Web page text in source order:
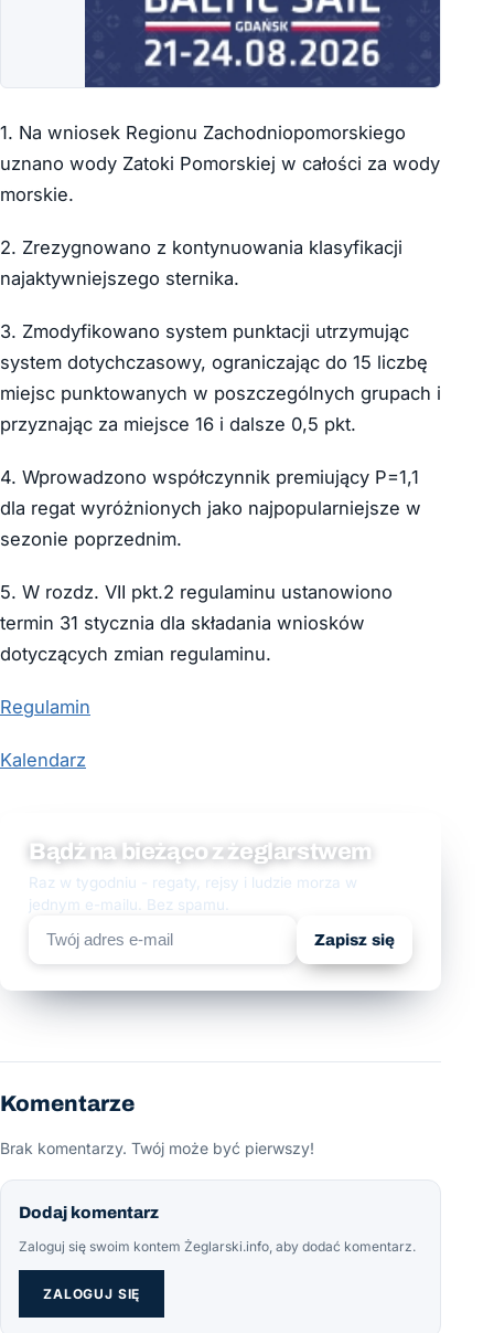
1. Na wniosek Regionu Zachodniopomorskiego
uznano wody Zatoki Pomorskiej w całości za wody
morskie.
2. Zrezygnowano z kontynuowania klasyfikacji
najaktywniejszego sternika.
3. Zmodyfikowano system punktacji utrzymując
system dotychczasowy, ograniczając do 15 liczbę
miejsc punktowanych w poszczególnych grupach i
przyznając za miejsce 16 i dalsze 0,5 pkt.
4. Wprowadzono współczynnik premiujący P=1,1
dla regat wyróżnionych jako najpopularniejsze w
sezonie poprzednim.
5. W rozdz. VII pkt.2 regulaminu ustanowiono
termin 31 stycznia dla składania wniosków
dotyczących zmian regulaminu.
Regulamin
Kalendarz
Bądź na bieżąco z żeglarstwem
Raz w tygodniu - regaty, rejsy i ludzie morza w
jednym e-mailu. Bez spamu.
Zapisz się
Komentarze
Brak komentarzy. Twój może być pierwszy!
Dodaj komentarz
Zaloguj się swoim kontem Żeglarski.info, aby dodać komentarz.
ZALOGUJ SIĘ